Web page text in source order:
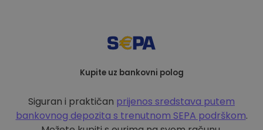
Kupite uz bankovni polog
Siguran i praktičan prijenos sredstava putem
bankovnog depozita s trenutnom SEPA podrškom.